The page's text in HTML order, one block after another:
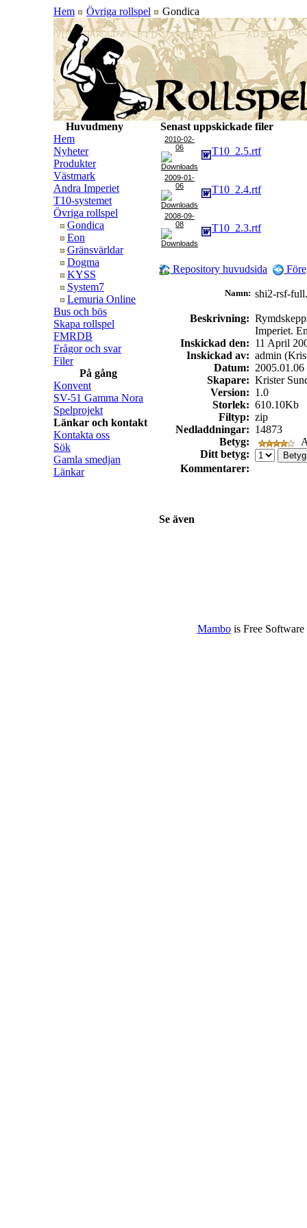
Hem Övriga rollspel Gondica
Huvudmeny
Hem
Nyheter
Produkter
Västmark
Andra Imperiet
T10-systemet
Övriga rollspel
Gondica
Eon
Gränsvärldar
Dogma
KYSS
System7
Lemuria Online
Bus och bös
Skapa rollspel
FMRDB
Frågor och svar
Filer
På gång
Konvent
SV-51 Gamma Nora
Spelprojekt
Länkar och kontakt
Kontakta oss
Sök
Gamla smedjan
Länkar
Senast uppskickade filer
2010-02-
06
T10_2.5.rtf
2009-01-
06
T10_2.4.rtf
2008-09-
08
T10_2.3.rtf
Repository huvudsida
Namn: shi2-rsf-
Beskrivning:
Imperiet.
Inskickad den: 11 April
Inskickad av: admin
Datum: 2005.01.06
Skapare: Krister
Version: 1.0
Storlek: 610.10Kb
Filtyp: zip
Nedladdningar: 14873
Betyg:
Ditt betyg:
Kommentarer:
Se även
Mambois Free Software